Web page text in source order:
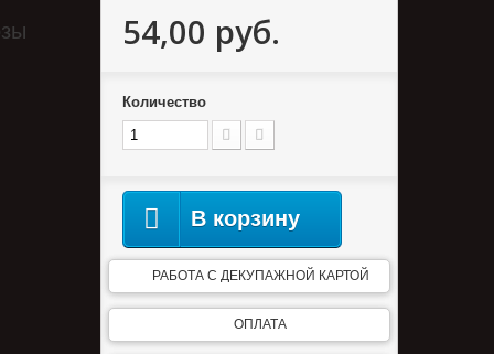
54,00 руб.
Количество
В корзину
РАБОТА С ДЕКУПАЖНОЙ КАРТОЙ
ОПЛАТА